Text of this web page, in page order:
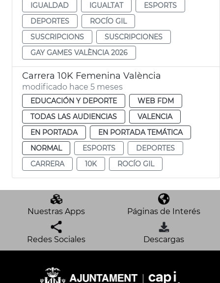
IGUALDAD
IGUALTAT
ESPORTS
DEPORTES
ROCÍO GIL
SUSCRIPCIONS
SUSCRIPCIONES
GAY GAMES VALÈNCIA 2026
Carrera 10K Femenina València
modificado hace 5 meses
EDUCACIÓN Y DEPORTE
WEB FDM
TODAS LAS AUDIENCIAS
VALENCIA
EN PORTADA
EN PORTADA TEMÁTICA
NORMAL
ESPORTS
DEPORTES
CARRERA
10K ROCÍO GIL
Nuestras Apps Páginas de Interés
Redes Sociales Descargas